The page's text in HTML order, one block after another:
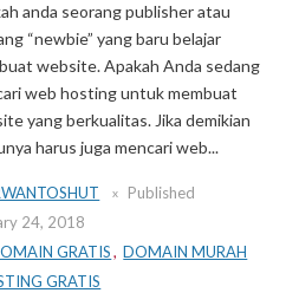
anda seorang publisher atau
“newbie” yang baru belajar
website. Apakah Anda sedang
web hosting untuk membuat
yang berkualitas. Jika demikian
harus juga mencari web...
Published
24, 2018
GRATIS , DOMAIN MURAH
GRATIS